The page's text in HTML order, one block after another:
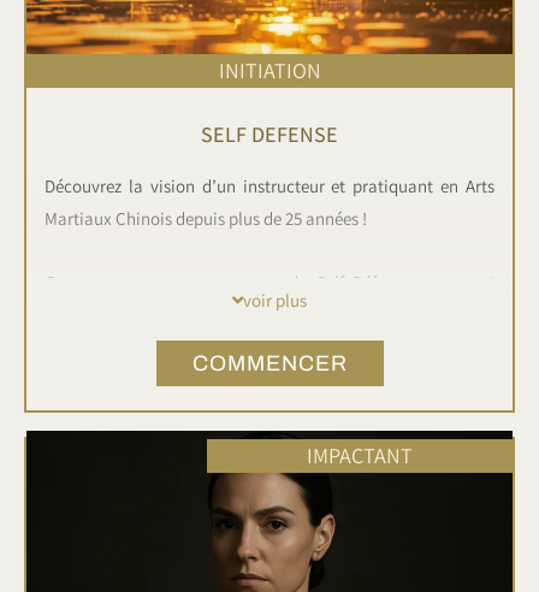
INITIATION
SELF DEFENSE
Découvrez la vision d’un instructeur et pratiquant en Arts
Martiaux Chinois depuis plus de 25 années !
Commencez votre programme de Self Défense par ces 4
étapes fondamentales pour évoluer, se sentir davantage en
sécurité et acquérir une adaptabilité essentielle en cas
voir plus
COMMENCER
IMPACTANT